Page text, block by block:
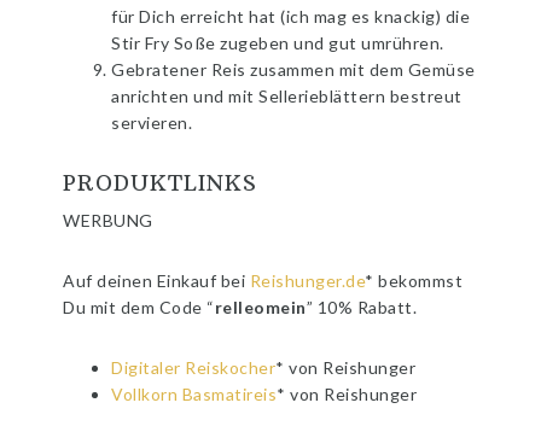
für Dich erreicht hat (ich mag es knackig) die
Stir Fry Soße zugeben und gut umrühren.
Gebratener Reis zusammen mit dem Gemüse
anrichten und mit Sellerieblättern bestreut
servieren.
PRODUKTLINKS
WERBUNG
Auf deinen Einkauf bei Reishunger.de* bekommst
Du mit dem Code “relleomein” 10% Rabatt.
Digitaler Reiskocher* von Reishunger
Vollkorn Basmatireis* von Reishunger